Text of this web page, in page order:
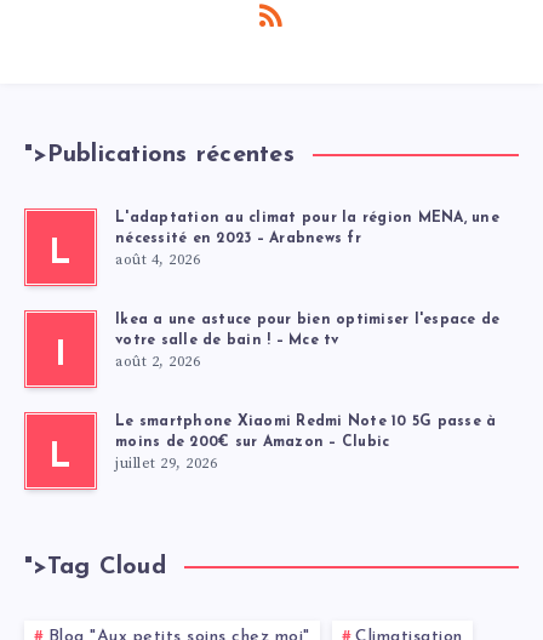
"> Publications récentes
L
L'adaptation au climat pour la région MENA, une
nécessité en 2023 – Arabnews fr
août 4, 2026
I
Ikea a une astuce pour bien optimiser l'espace de
votre salle de bain ! – Mce tv
août 2, 2026
L
Le smartphone Xiaomi Redmi Note 10 5G passe à
moins de 200€ sur Amazon – Clubic
juillet 29, 2026
">Tag Cloud